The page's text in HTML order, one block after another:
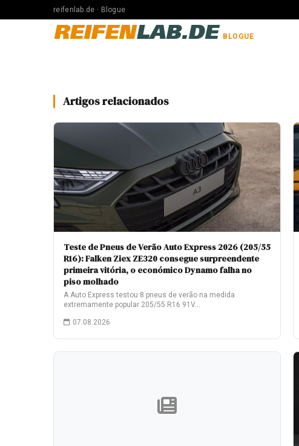
reifenlab.de · Blogue
REIFENLAB.DE BLOGUE
Artigos relacionados
Teste de Pneus de Verão Auto Express 2026 (205/55
R16): Falken Ziex ZE320 consegue surpreendente
primeira vitória, o económico Dynamo falha no
piso molhado
A Auto Express testou 8 pneus de verão na medida
extremamente popular 205/55 R16 91V…
07.08.2026